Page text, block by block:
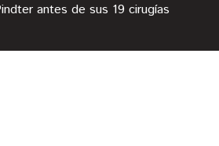
antes de sus 19 cirugías